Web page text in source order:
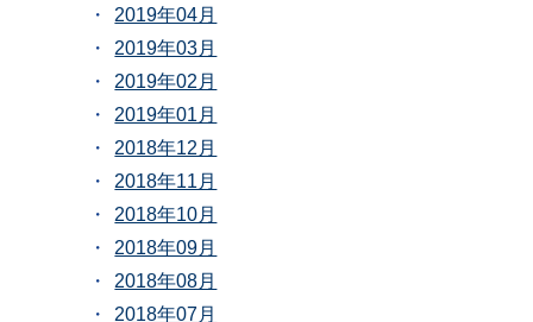
2019年04月
2019年03月
2019年02月
2019年01月
2018年12月
2018年11月
2018年10月
2018年09月
2018年08月
2018年07月